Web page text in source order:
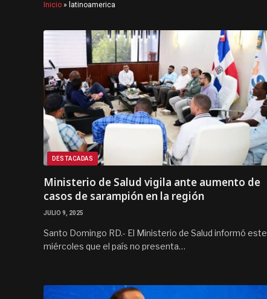
Inicio » latinoamerica
DESTACADAS
Ministerio de Salud vigila ante aumento de
casos de sarampión en la región
JULIO 9, 2025
Santo Domingo RD.- El Ministerio de Salud informó este
miércoles que el país no presenta…